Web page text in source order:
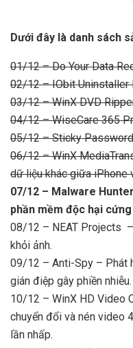
Dưới đây là danh sách
01/12 – Do Your Data
02/12 – IObit Uninstaller
03/12 – WinX DVD
04/12 – WiseCare 365
05/12 – Sticky
06/12 – WinX
dữ liệu khác giữa iPhone
07/12 – Malware
phần mềm độc hại
08/12 – NEAT Projects
khỏi ảnh.
09/12 – Anti-Spy – Phát
gián điệp gây phiền nhiễu.
10/12 – WinX HD Video
chuyển đổi và nén video
lần nhấp.